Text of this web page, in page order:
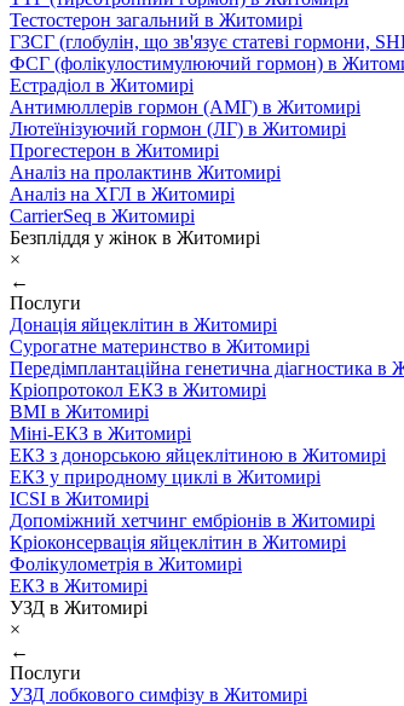
Тестостерон загальний в Житомирі
ГЗСГ (глобулін, що зв'язує статеві гормони,
ФСГ (фолікулостимулюючий гормон) в
Естрадіол в Житомирі
Антимюллерів гормон (АМГ) в Житомирі
Лютеїнізуючий гормон (ЛГ) в Житомирі
Прогестерон в Житомирі
Аналіз на пролактинв Житомирі
Аналіз на ХГЛ в Житомирі
CarrierSeq в Житомирі
Безпліддя у жінок в Житомирі
×
←
Послуги
Донація яйцеклітин в Житомирі
Сурогатне материнство в Житомирі
Передімплантаційна генетична діагностика в
Кріопротокол ЕКЗ в Житомирі
ВМІ в Житомирі
Міні-ЕКЗ в Житомирі
ЕКЗ з донорською яйцеклітиною в Житомирі
ЕКЗ у природному циклі в Житомирі
ICSI в Житомирі
Допоміжний хетчинг ембріонів в Житомирі
Кріоконсервація яйцеклітин в Житомирі
Фолікулометрія в Житомирі
ЕКЗ в Житомирі
УЗД в Житомирі
×
←
Послуги
УЗД лобкового симфізу в Житомирі